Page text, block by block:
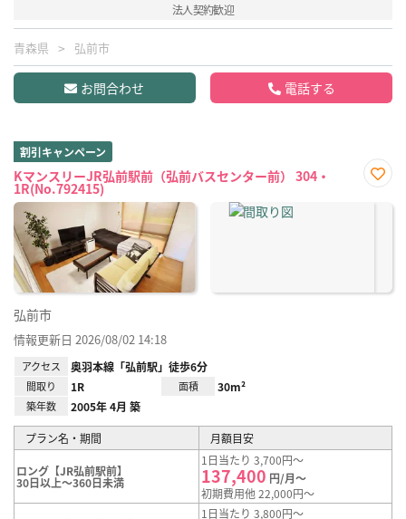
法人契約歓迎
青森県 弘前市
お問合わせ 電話する
割引キャンペーン
KマンスリーJR弘前駅前（弘前バスセンター前） 304・
1R(No.792415)
に入
弘前市
情報更新日 2026/08/02 14:18
アクセス 奥羽本線「弘前駅」徒歩6分
間取り 1R 面積 30m²
築年数 2005年 4月 築
プラン名・期間 月額目安
ロング【JR弘前駅前】
30日以上～360日未満
1日当たり 3,700円～
137,400 円/月～
初期費用他 22,000円～
1日当たり 3,800円～